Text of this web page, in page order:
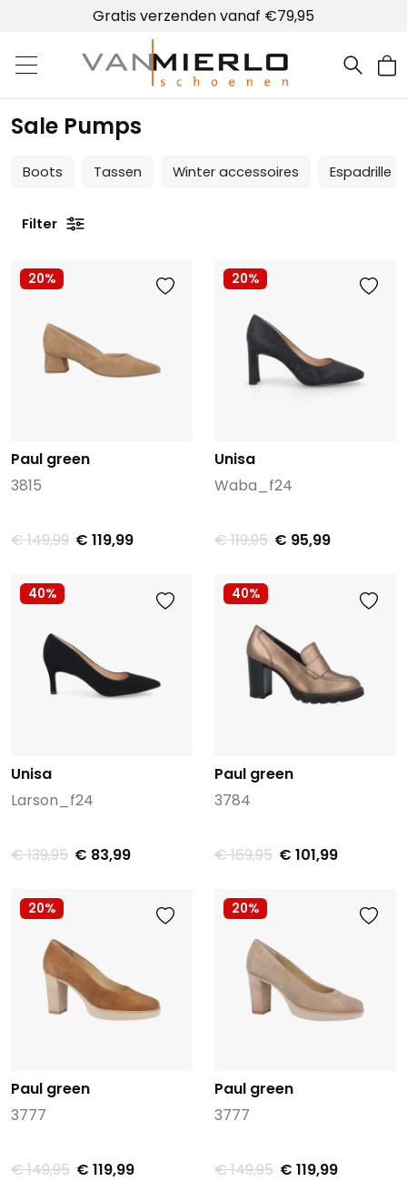
Gratis verzenden vanaf €79,95
Home | Van Mierlo schoenen
Sale Pumps
Boots Tassen Winter accessoires Espadrille
Filter
20%
Paul green
3815
€ 149,99 € 119,99
20%
Unisa
Waba_f24
€ 119,95 € 95,99
40%
Unisa
Larson_f24
€ 139,95 € 83,99
40%
Paul green
3784
€ 169,95 € 101,99
20%
Paul green
3777
€ 149,95 € 119,99
20%
Paul green
3777
€ 149,95 € 119,99